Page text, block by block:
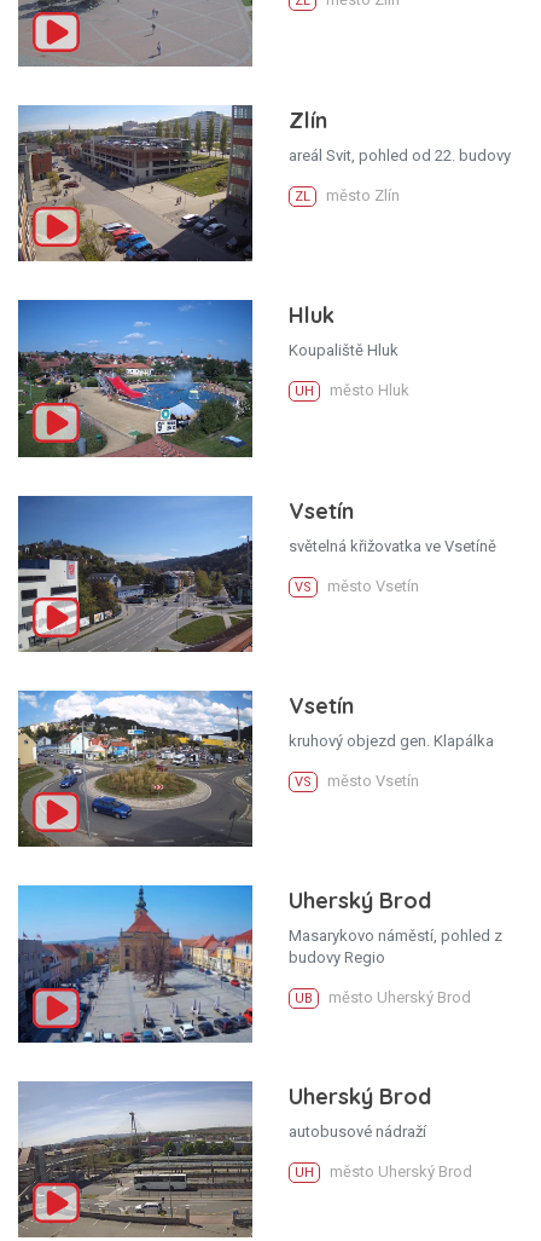
Zlín
areál Svit, pohled od 22. budovy
ZL město Zlín
Hluk
Koupaliště Hluk
UH město Hluk
Vsetín
světelná křižovatka ve Vsetíně
VS město Vsetín
Vsetín
kruhový objezd gen. Klapálka
VS město Vsetín
Uherský Brod
Masarykovo náměstí, pohled z
budovy Regio
UB město Uherský Brod
Uherský Brod
autobusové nádraží
UH město Uherský Brod